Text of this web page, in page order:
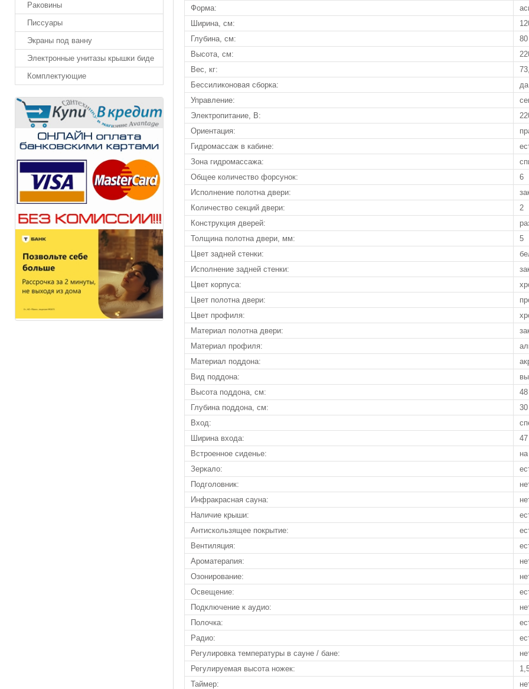
Раковины
Писсуары
Экраны под ванну
Электронные унитазы крышки биде
Комплектующие
Форма:
Ширина, см:
Глубина, см:
80
Высота, см:
Вес, кг:
Бессиликоновая сборка:
да
Управление:
Электропитание, В:
Ориентация:
Гидромассаж в кабине:
Зона гидромассажа:
Общее количество форсунок:
6
Исполнение полотна двери:
Количество секций двери:
2
Конструкция дверей:
Толщина полотна двери, мм:
5
Цвет задней стенки:
Исполнение задней стенки:
Цвет корпуса:
Цвет полотна двери:
Цвет профиля:
Материал полотна двери:
Материал профиля:
Материал поддона:
Вид поддона:
Высота поддона, см:
48
Глубина поддона, см:
30
Вход:
Ширина входа:
47
Встроенное сиденье:
Зеркало:
Подголовник:
Инфракрасная сауна:
Наличие крыши:
Антискользящее покрытие:
Вентиляция:
Ароматерапия:
Озонирование:
Освещение:
Подключение к аудио:
Полочка:
Радио:
Регулировка температуры в сауне / бане:
Регулируемая высота ножек:
Таймер: